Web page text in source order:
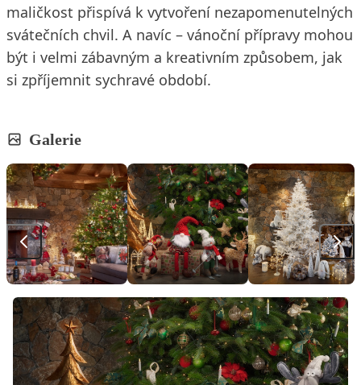
maličkost přispívá k vytvoření nezapomenutelných
svátečních chvil. A navíc – vánoční přípravy mohou
být i velmi zábavným a kreativním způsobem, jak
si zpříjemnit sychravé období.
Galerie